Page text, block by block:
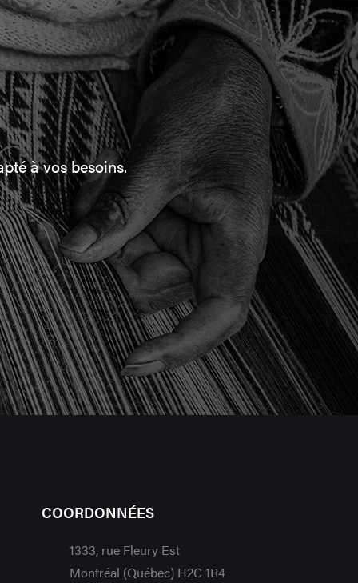
à vos besoins.
COORDONNÉES
1333, rue Fleury Est
Montréal (Québec) H2C 1R4